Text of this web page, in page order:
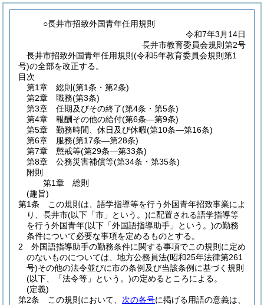
○長井市招致外国青年任用規則
令和7年3月14日
長井市教育委員会規則第2号
長井市招致外国青年任用規則(令和5年教育委員会規則第1
号)の全部を改正する。
目次
第1章
総則 (第1条・第2条)
第2章
職務(第3条)
第3章
任期及びその終了(第4条・第5条)
第4章
報酬その他の給付(第6条―第9条)
第5章
勤務時間、休日及び休暇(第10条―第16条)
第6章
服務(第17条―第28条)
第7章
懲戒等(第29条―第33条)
第8章
公務災害補償等(第34条・第35条)
附則
第1章
総則
(趣旨)
第1条
この規則は、語学指導等を行う外国青年招致事業によ
り、長井市(以下「市」という。)に配置される語学指導等
を行う外国青年(以下「外国語指導助手」という。)の勤務
条件について必要な事項を定めるものとする。
2
外国語指導助手の勤務条件に関する事項でこの規則に定め
のないものについては、地方公務員法(昭和25年法律第261
号)その他の法令並びに市の条例及び当該条例に基づく規則
(以下、「法令等」という。)の定めるところによる。
(定義)
第2条
この規則において、 次の各号に掲げる用語の意義は、